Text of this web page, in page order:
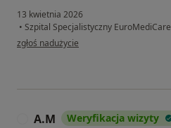
13 kwietnia 2026
• Szpital Specjalistyczny EuroMediCare
w opinii użytkownika KRYSTYNA
zgłoś nadużycie
A.M Weryfikacja wizyty